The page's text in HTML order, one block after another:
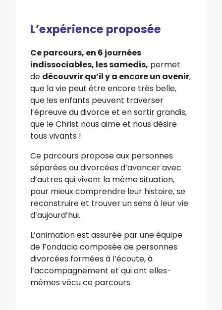
L’expérience proposée
Ce parcours, en 6 journées
indissociables, les samedis, permet
de découvrir qu’il y a encore un avenir,
que la vie peut être encore très belle,
que les enfants peuvent traverser
l’épreuve du divorce et en sortir grandis,
que le Christ nous aime et nous désire
tous vivants !
Ce parcours propose aux personnes
séparées ou divorcées d’avancer avec
d’autres qui vivent la même situation,
pour mieux comprendre leur histoire, se
reconstruire et trouver un sens à leur vie
d’aujourd’hui.
L’animation est assurée par une équipe
de Fondacio composée de personnes
divorcées formées à l’écoute, à
l’accompagnement et qui ont elles-
mêmes vécu ce parcours.